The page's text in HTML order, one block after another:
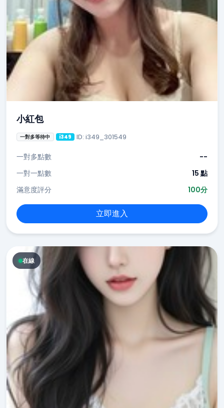
小紅包
一對多等待中 i349 ID: i349_301549
一對多點數
--
一對一點數
15 點
滿意度評分
100分
立即進入
在線